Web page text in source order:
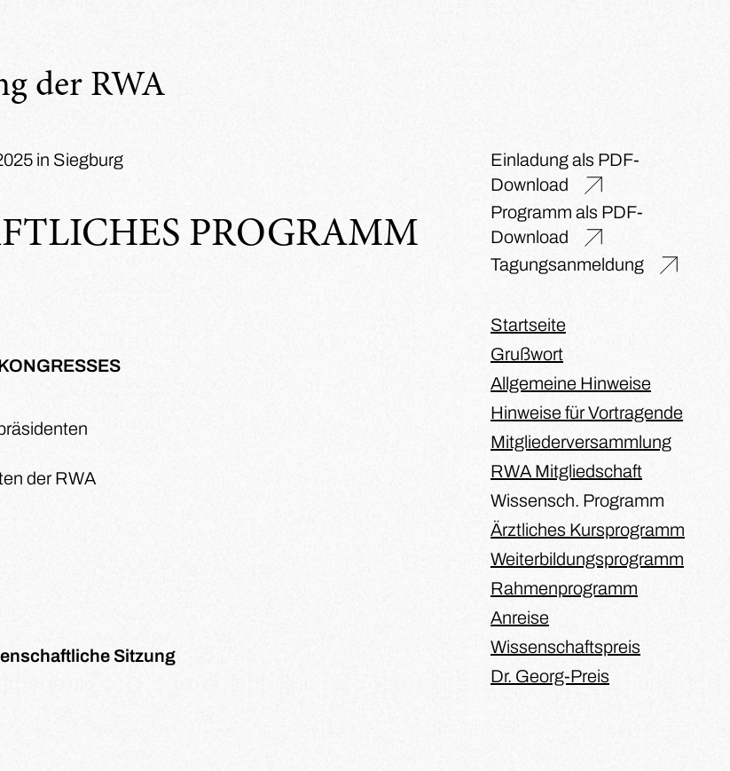
der RWA
in Siegburg
PROGRAMM
der RWA
Sitzung
Einladung als PDF-
Download
Programm als PDF-
Download
Tagungsanmeldung
Startseite
Grußwort
Allgemeine Hinweise
Hinweise für Vortragende
Mitgliederversammlung
RWA Mitgliedschaft
Wissensch. Programm
Ärztliches Kursprogramm
Weiterbildungsprogramm
Rahmenprogramm
Anreise
Wissenschaftspreis
Dr. Georg-Preis